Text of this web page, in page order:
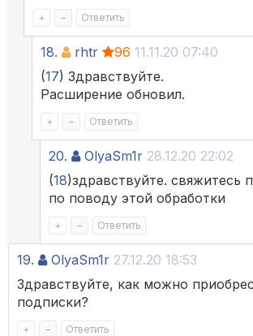
+ – Ответить
18. rhtr 96 11.11.20 07:40
(17) Здравствуйте.
Расширение обновил.
+ – Ответить
20. OlyaSm1r 28.12.20 22:02
(18)здравствуйте. свяжитесь
по поводу этой обработки
+ – Ответить
19. OlyaSm1r 27.12.20 18:53
Здравствуйте, как можно
подписки?
+ – Ответить